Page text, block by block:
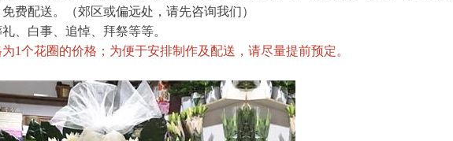
费配送。（郊区或偏远处，请先咨询我们）
、白事、追悼、拜祭等等。
1个花圈的价格；为便于安排制作及配送，请尽量提前预定。